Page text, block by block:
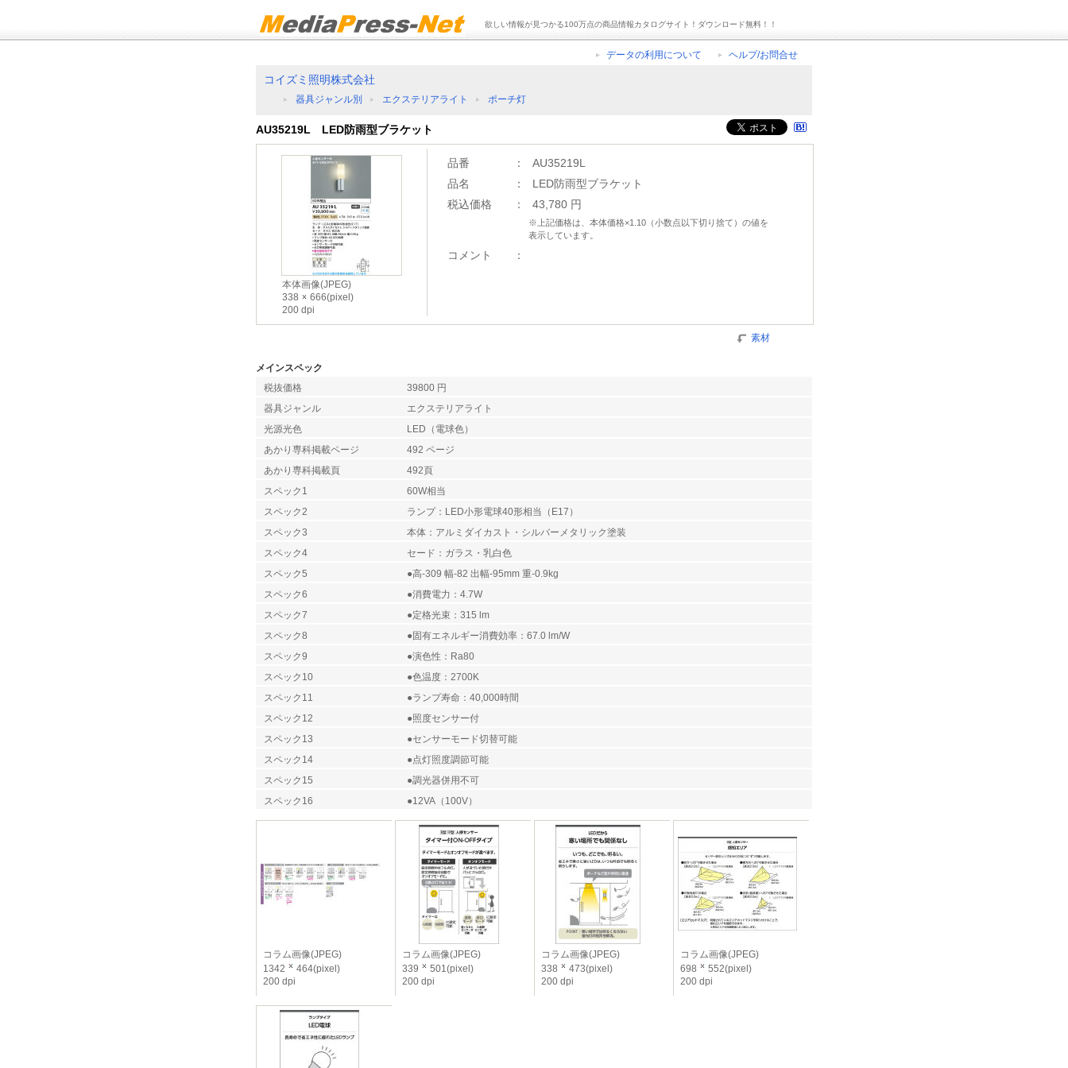
欲しい情報が見つかる100万点の商品情報カタログサイト！ダウンロード無料！！
データの利用について ヘルプ/お問合せ
コイズミ照明株式会社
器具ジャンル別 エクステリアライト ポーチ灯
AU35219L LED防雨型ブラケット
本体画像(JPEG)
338
666(pixel)
200 dpi
品番 ：
AU35219L
品名
：
LED防雨型ブラケット
税込価格
： 43,780 円
※上記価格は、本体価格×1.10（小数点以下切り捨て）の値を
表示しています。
コメント ：
素材
メインスペック
税抜価格
39800 円
器具ジャンル
エクステリアライト
光源光色
LED（電球色）
あかり専科掲載ページ
492 ページ
あかり専科掲載頁
492頁
スペック1
60W相当
スペック2
ランプ：LED小形電球40形相当（E17）
スペック3
本体：アルミダイカスト・シルバーメタリック塗装
スペック4
セード：ガラス・乳白色
スペック5
●高-309 幅-82 出幅-95mm 重-0.9kg
スペック6
●消費電力：4.7W
スペック7
●定格光束：315 lm
スペック8
●固有エネルギー消費効率：67.0 lm/W
スペック9
●演色性：Ra80
スペック10
●色温度：2700K
スペック11
●ランプ寿命：40,000時間
スペック12
●照度センサー付
スペック13
●センサーモード切替可能
スペック14
●点灯照度調節可能
スペック15
●調光器併用不可
スペック16
●12VA（100V）
コラム画像(JPEG)
1342
464(pixel)
200 dpi
コラム画像(JPEG)
339
501(pixel)
200 dpi
コラム画像(JPEG)
338
473(pixel)
200 dpi
コラム画像(JPEG)
698
552(pixel)
200 dpi